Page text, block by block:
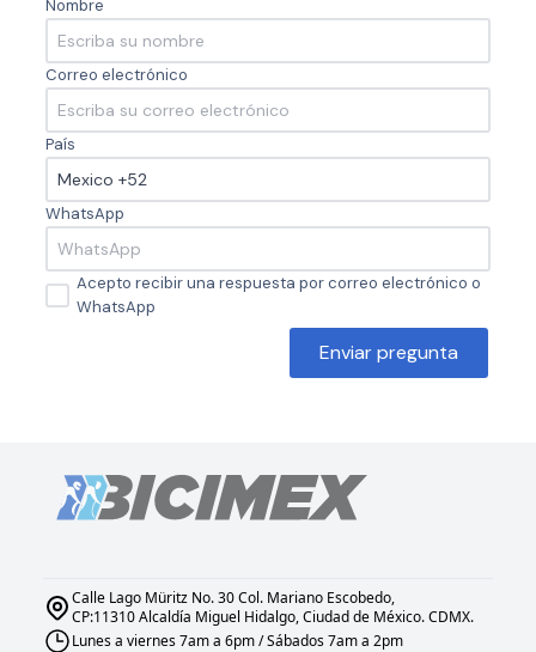
Nombre
Correo electrónico
País
WhatsApp
Acepto recibir una respuesta por correo electrónico o
WhatsApp
Enviar pregunta
Calle Lago Müritz No. 30 Col. Mariano Escobedo,
CP:11310 Alcaldía Miguel Hidalgo, Ciudad de México. CDMX.
Lunes a viernes 7am a 6pm / Sábados 7am a 2pm